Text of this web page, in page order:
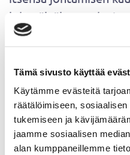
Tämä sivusto käyttää
Käytämme evästeitä
räätälöimiseen,
tukemiseen ja
jaamme sosiaalisen
alan kumppaneillemme
jokapäiväisen
opettelemaan
TARJOAMME
• Monipuoliset
kokeneiden ja